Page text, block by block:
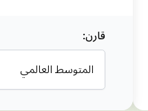
قارن:
المتوسط العالمي